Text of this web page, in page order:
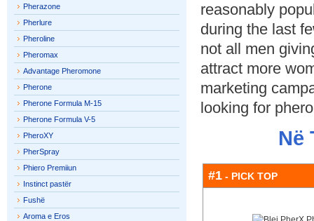
reasonably
during the last
not all men
attract more
marketing
looking for
Në
#1 - PICK TOP
Pherazone
Pherlure
Pheroline
Pheromax
Advantage Pheromone
Pherone
Pherone Formula M-15
Pherone Formula V-5
PheroXY
PherSpray
Phiero Premiiun
Instinct pastër
Fushë
Aroma e Eros